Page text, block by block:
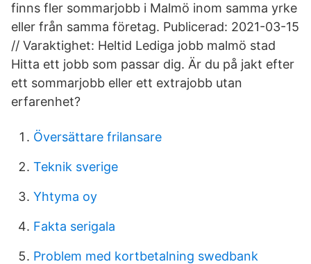
finns fler sommarjobb i Malmö inom samma yrke
eller från samma företag. Publicerad: 2021-03-15
// Varaktighet: Heltid Lediga jobb malmö stad
Hitta ett jobb som passar dig. Är du på jakt efter
ett sommarjobb eller ett extrajobb utan
erfarenhet?
Översättare frilansare
Teknik sverige
Yhtyma oy
Fakta serigala
Problem med kortbetalning swedbank